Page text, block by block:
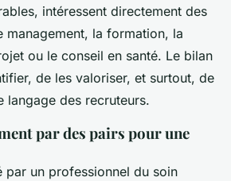
intéressent directement des
management, la formation, la
ou le conseil en santé. Le bilan
de les valoriser, et surtout, de
langage des recruteurs.
par des pairs pour une
par un professionnel du soin